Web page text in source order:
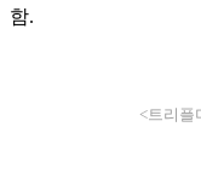
함.
<트리플